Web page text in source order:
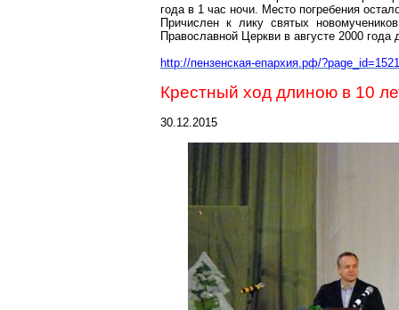
года в 1 час ночи. Место погребения
Причислен к лику святых
Православной Церкви в августе 2000 года
http://пензенская-епархия.рф/?page_id=1521
Крестный ход длиною в 10
30.12.2015